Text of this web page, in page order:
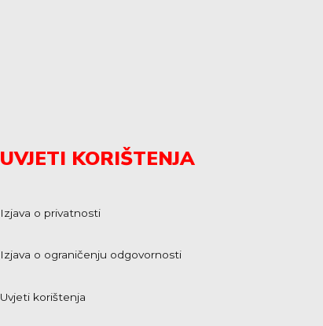
UVJETI KORIŠTENJA
Izjava o privatnosti
Izjava o ograničenju odgovornosti
Uvjeti korištenja